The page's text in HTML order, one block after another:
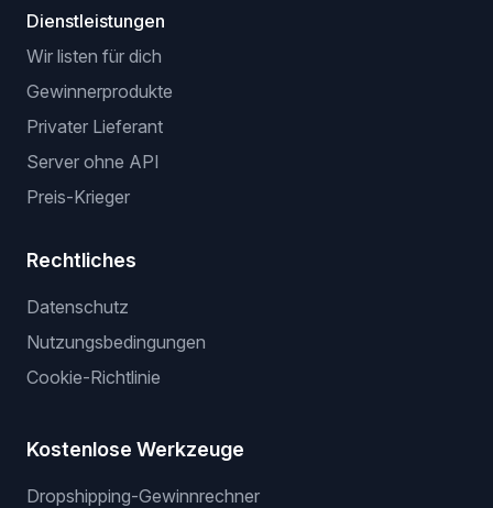
Dienstleistungen
Wir listen für dich
Gewinnerprodukte
Privater Lieferant
Server ohne API
Preis-Krieger
Rechtliches
Datenschutz
Nutzungsbedingungen
Cookie-Richtlinie
Kostenlose Werkzeuge
Dropshipping-Gewinnrechner